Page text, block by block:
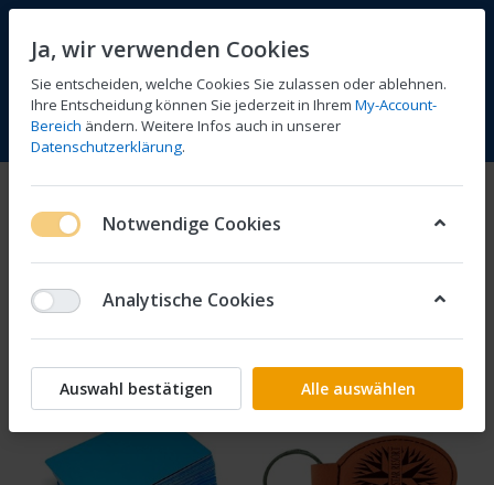
Menü Anmelden Vergleichen Wunschliste
1
Produkte markiert mit
1-8von
Filtern Sortieren
Ja, wir verwenden Cookies
Sie entscheiden, welche Cookies Sie zulassen oder ablehnen.
Ihre Entscheidung können Sie jederzeit in Ihrem My-Account-
Bereich ändern. Weitere Infos auch in unserer
Datenschutzerklärung.
Notwendige Cookies
Analytische Cookies
Auswahl bestätigen Alle auswählen